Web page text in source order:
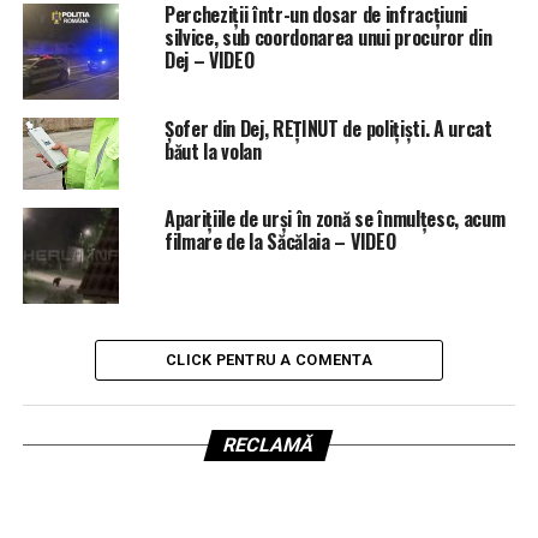
Percheziții într-un dosar de infracțiuni
silvice, sub coordonarea unui procuror din
Dej – VIDEO
Șofer din Dej, REȚINUT de polițiști. A urcat
băut la volan
Aparițiile de urși în zonă se înmulțesc, acum
filmare de la Săcălaia – VIDEO
CLICK PENTRU A COMENTA
RECLAMĂ